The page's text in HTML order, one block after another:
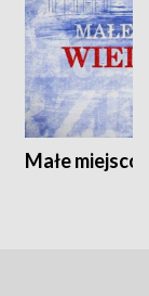
Małe